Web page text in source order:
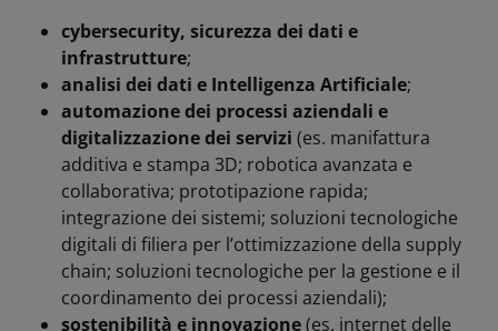
cybersecurity, sicurezza dei dati e
infrastrutture;
analisi dei dati e Intelligenza Artificiale;
automazione dei processi aziendali e
digitalizzazione dei servizi (es. manifattura
additiva e stampa 3D; robotica avanzata e
collaborativa; prototipazione rapida;
integrazione dei sistemi; soluzioni tecnologiche
digitali di filiera per l’ottimizzazione della supply
chain; soluzioni tecnologiche per la gestione e il
coordinamento dei processi aziendali);
sostenibilità e innovazione(es. internet delle